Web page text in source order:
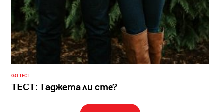
GO ТЕСТ
ТЕСТ: Гаджета ли сте?